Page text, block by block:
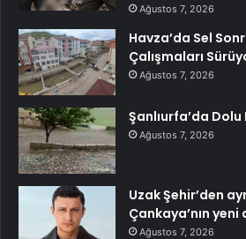
Ağustos 7, 2026
Havza’da Sel
Çalışmaları
Ağustos 7, 2026
Şanlıurfa’da
Ağustos 7, 2026
Uzak Şehir’den
Çankaya’nın
Ağustos 7, 2026